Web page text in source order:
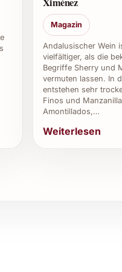
Balance
elegantes
Kombination mit
herzhafte Gerichte,
ein stilvolles
für diverse
Magazin
Andalusischer Wein
vielfältiger, als die
Begriffe Sherry und
vermuten lassen. In
entstehen sehr
Finos und
Amontillados,…
Weiterlesen